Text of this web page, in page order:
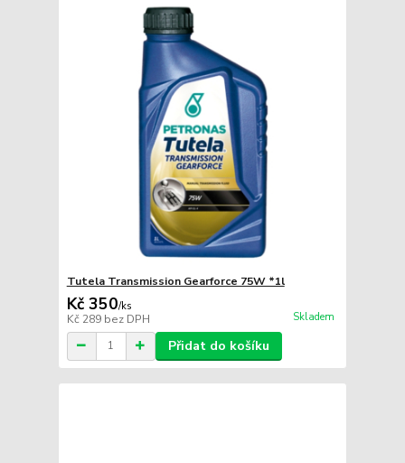
Tutela Transmission Gearforce 75W *1l
Kč 350/ks
Kč 289 bez DPH Skladem
Přidat do košíku